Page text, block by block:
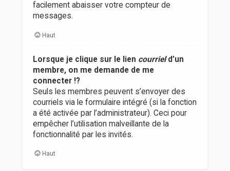
facilement abaisser votre compteur de
messages.
Haut
Lorsque je clique sur le lien courrield’un
membre, on me demande de me
connecter !?
Seuls les membres peuvent s’envoyer des
courriels via le formulaire intégré (si la fonction
a été activée par l’administrateur). Ceci pour
empêcher l’utilisation malveillante de la
fonctionnalité par les invités.
Haut